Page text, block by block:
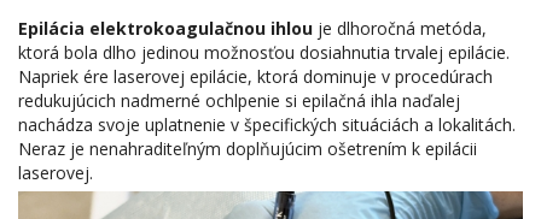
Epilácia elektrokoagulačnou ihlou je dlhoročná metóda,
ktorá bola dlho jedinou možnosťou dosiahnutia trvalej epilácie.
Napriek ére laserovej epilácie, ktorá dominuje v procedúrach
redukujúcich nadmerné ochlpenie si epilačná ihla naďalej
nachádza svoje uplatnenie v špecifických situáciách a lokalitách.
Neraz je nenahraditeľným doplňujúcim ošetrením k epilácii
laserovej.